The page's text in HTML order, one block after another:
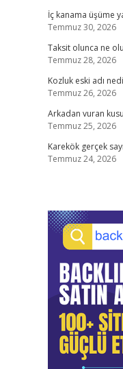
İç kanama üşüme
Temmuz 30, 2026
Taksit olunca ne
Temmuz 28, 2026
Kozluk eski adı
Temmuz 26, 2026
Arkadan vuran
Temmuz 25, 2026
Karekök gerçek
Temmuz 24, 2026